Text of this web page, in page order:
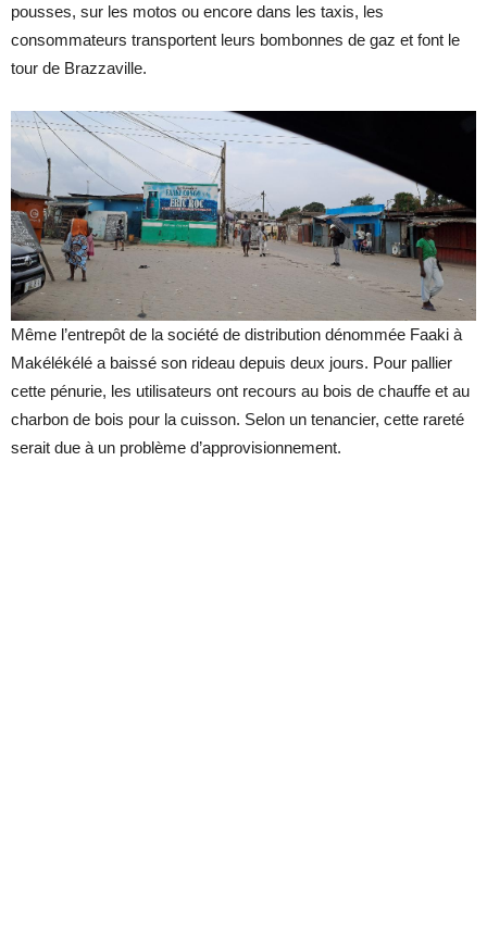
pousses, sur les motos ou encore dans les taxis, les
consommateurs transportent leurs bombonnes de gaz et font le
tour de Brazzaville.
Même l’entrepôt de la société de distribution dénommée Faaki à
Makélékélé a baissé son rideau depuis deux jours. Pour pallier
cette pénurie, les utilisateurs ont recours au bois de chauffe et au
charbon de bois pour la cuisson. Selon un tenancier, cette rareté
serait due à un problème d’approvisionnement.